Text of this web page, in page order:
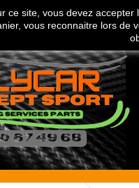
67 49 68
ce site, vous devez
vous reconnaitre lors de